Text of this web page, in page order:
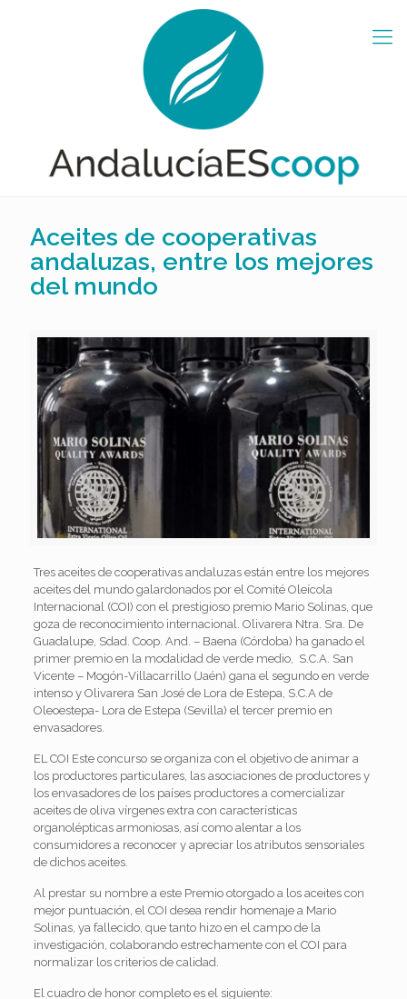
Aceites de cooperativas
andaluzas, entre los mejores
del mundo
Tres aceites de cooperativas andaluzas están entre los mejores
aceites del mundo galardonados por el Comité Oleícola
Internacional (COI) con el prestigioso premio Mario Solinas, que
goza de reconocimiento internacional. Olivarera Ntra. Sra. De
Guadalupe, Sdad. Coop. And. – Baena (Córdoba) ha ganado el
primer premio en la modalidad de verde medio, S.C.A. San
Vicente – Mogón-Villacarrillo (Jaén) gana el segundo en verde
intenso y Olivarera San José de Lora de Estepa, S.C.A de
Oleoestepa- Lora de Estepa (Sevilla) el tercer premio en
envasadores.
EL COI Este concurso se organiza con el objetivo de animar a
los productores particulares, las asociaciones de productores y
los envasadores de los países productores a comercializar
aceites de oliva vírgenes extra con características
organolépticas armoniosas, así como alentar a los
consumidores a reconocer y apreciar los atributos sensoriales
de dichos aceites.
Al prestar su nombre a este Premio otorgado a los aceites con
mejor puntuación, el COI desea rendir homenaje a Mario
Solinas, ya fallecido, que tanto hizo en el campo de la
investigación, colaborando estrechamente con el COI para
normalizar los criterios de calidad.
El cuadro de honor completo es el siguiente: